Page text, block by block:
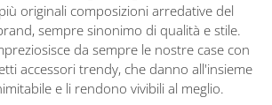
originali composizioni arredative del
sempre sinonimo di qualità e stile.
da sempre le nostre case con
accessori trendy, che danno all'insieme
e li rendono vivibili al meglio.